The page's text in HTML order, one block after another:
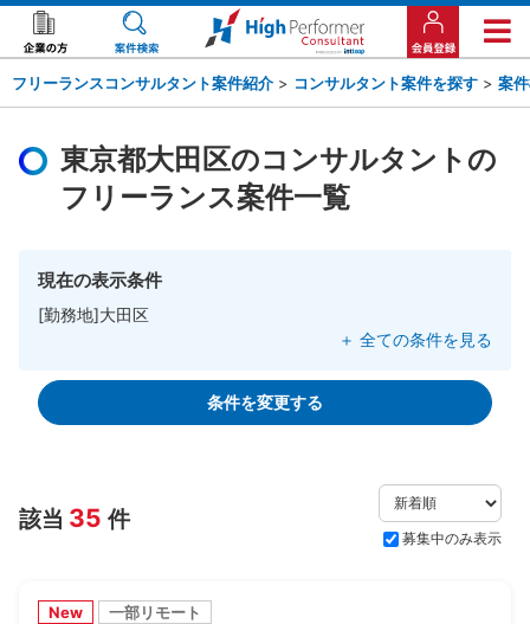
フリーランスコンサルタント案件紹介 > コンサルタント案件を探す > 案
東京都大田区のコンサルタントの
フリーランス案件一覧
現在の表示条件
[勤務地]大田区
＋ 全ての条件を見る
条件を変更する
該当 35 件
募集中のみ表示
New 一部リモート